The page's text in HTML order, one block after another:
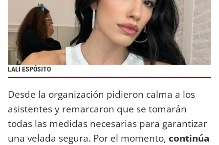
LALI ESPÓSITO
Desde la organización pidieron calma a los
asistentes y remarcaron que se tomarán
todas las medidas necesarias para garantizar
una velada segura. Por el momento, continúa